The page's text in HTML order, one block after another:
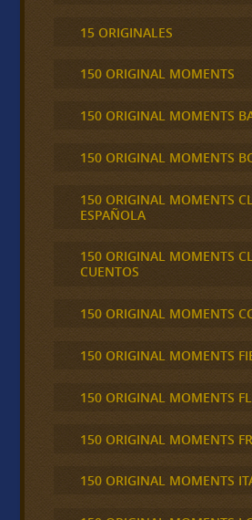
15 ORIGINALES
150 ORIGINAL MOMENTS
150 ORIGINAL MOMENTS
150 ORIGINAL MOMENTS
150 ORIGINAL MOMENTS
ESPAÑOLA
150 ORIGINAL MOMENTS
CUENTOS
150 ORIGINAL MOMENTS
150 ORIGINAL MOMENTS
150 ORIGINAL MOMENTS
150 ORIGINAL MOMENTS
150 ORIGINAL MOMENTS